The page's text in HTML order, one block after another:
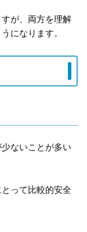
が、両方を理解
になります。
ないことが多い
って比較的安全